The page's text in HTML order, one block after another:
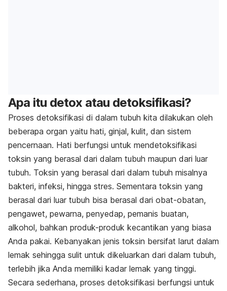
Apa itu detox atau detoksifikasi?
Proses detoksifikasi di dalam tubuh kita dilakukan oleh
beberapa organ yaitu hati, ginjal, kulit, dan sistem
pencernaan. Hati berfungsi untuk mendetoksifikasi
toksin yang berasal dari dalam tubuh maupun dari luar
tubuh. Toksin yang berasal dari dalam tubuh misalnya
bakteri, infeksi, hingga stres. Sementara toksin yang
berasal dari luar tubuh bisa berasal dari obat-obatan,
pengawet, pewarna, penyedap, pemanis buatan,
alkohol, bahkan produk-produk kecantikan yang biasa
Anda pakai. Kebanyakan jenis toksin bersifat larut dalam
lemak sehingga sulit untuk dikeluarkan dari dalam tubuh,
terlebih jika Anda memiliki kadar lemak yang tinggi.
Secara sederhana, proses detoksifikasi berfungsi untuk